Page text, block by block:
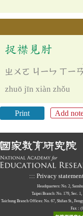
捉襟見肘
ㄓㄨㄛ ㄐㄧㄣ ㄒㄧㄢ
zhuō jīn xiàn zhǒu
Print Add
::: Privacy
Headquarters: No. 2,
Taipei Branch: No. 179, Sec.
Taichung Branch Offices: No. 67, Shifan St.,
Fax：